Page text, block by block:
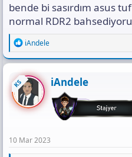
bende bi sasırdım asus
normal RDR2
R
e
a
c
t
i
o
n
iAndele
KS iAndele
10 Mar 2023